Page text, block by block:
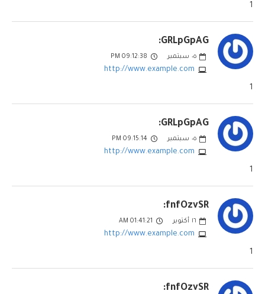
1
GRLpGpAG:
٠٥ سبتمبر 09:12:38 PM
http://www.example.com
1
GRLpGpAG:
٠٥ سبتمبر 09:15:14 PM
http://www.example.com
1
fnfOzvSR:
١٦ أكتوبر 01:41:21 AM
http://www.example.com
1
fnfOzvSR: